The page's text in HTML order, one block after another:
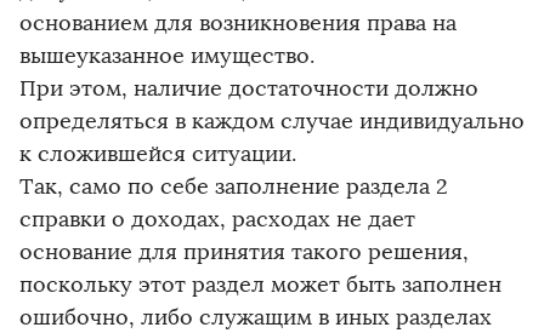
основанием для возникновения права на
вышеуказанное имущество.
При этом, наличие достаточности должно
определяться в каждом случае индивидуально
к сложившейся ситуации.
Так, само по себе заполнение раздела 2
справки о доходах, расходах не дает
основание для принятия такого решения,
поскольку этот раздел может быть заполнен
ошибочно, либо служащим в иных разделах